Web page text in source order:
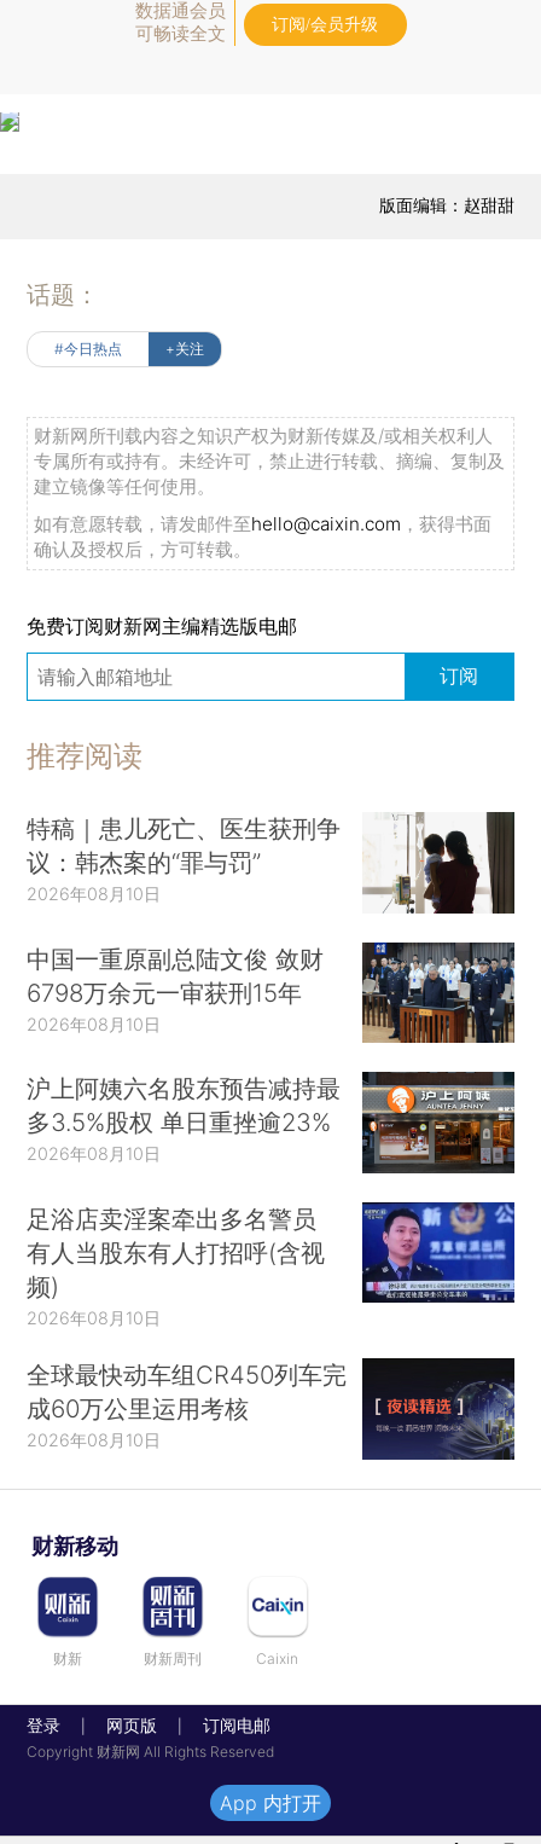
数据通会员
可畅读全文
订阅/会员升级
版面编辑：赵甜甜
话题：
#今日热点 +关注
财新网所刊载内容之知识产权为财新传媒及/或相关权利人
专属所有或持有。未经许可，禁止进行转载、摘编、复制及
建立镜像等任何使用。
如有意愿转载，请发邮件至hello@caixin.com ，获得书面
确认及授权后，方可转载。
免费订阅财新网主编精选版电邮
订阅
推荐阅读
特稿｜患儿死亡、医生获刑争
议：韩杰案的“罪与罚”
2026年08月10日
中国一重原副总陆文俊 敛财
6798万余元一审获刑15年
2026年08月10日
沪上阿姨六名股东预告减持最
多3.5%股权 单日重挫逾23%
2026年08月10日
足浴店卖淫案牵出多名警员
有人当股东有人打招呼(含视
频)
2026年08月10日
全球最快动车组CR450列车完
成60万公里运用考核
2026年08月10日
财新移动
财新 财新周刊 Caixin
登录 网页版 订阅电邮
Copyright 财新网 All Rights Reserved
App 内打开